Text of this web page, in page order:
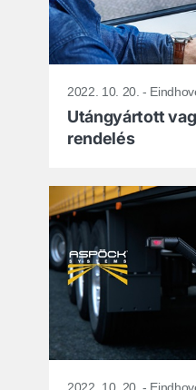
2022. 10. 20. -
Utángyártott
rendelés
2022. 10. 20. -